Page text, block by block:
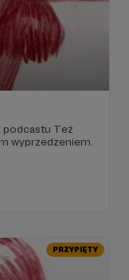
podcastu Też
wyprzedzeniem.
PRZYPIĘTY